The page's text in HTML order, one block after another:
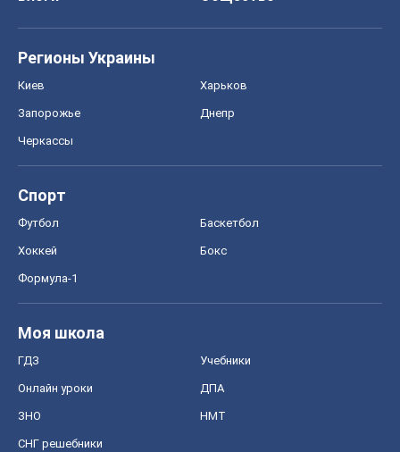
Регионы Украины
Киев Харьков
Запорожье Днепр
Черкассы
Спорт
Футбол Баскетбол
Хоккей Бокс
Формула-1
Моя школа
ГДЗ Учебники
Онлайн уроки ДПА
ЗНО НМТ
СНГ решебники